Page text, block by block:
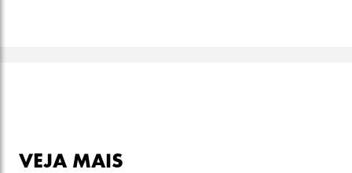
VEJA MAIS